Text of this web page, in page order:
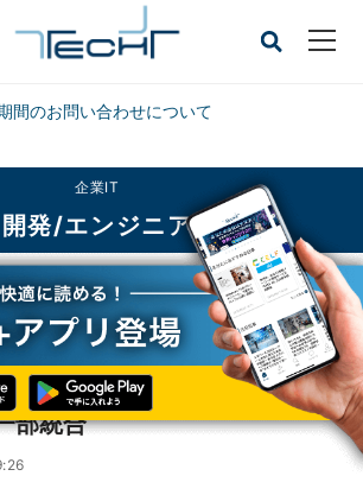
間のお問い合わせについて
CLOSE
企業IT
開発/エンジニア
発/エンジニア
、設定にデバイスマネージャを一部統合
19536、設定にデバイス
部統合